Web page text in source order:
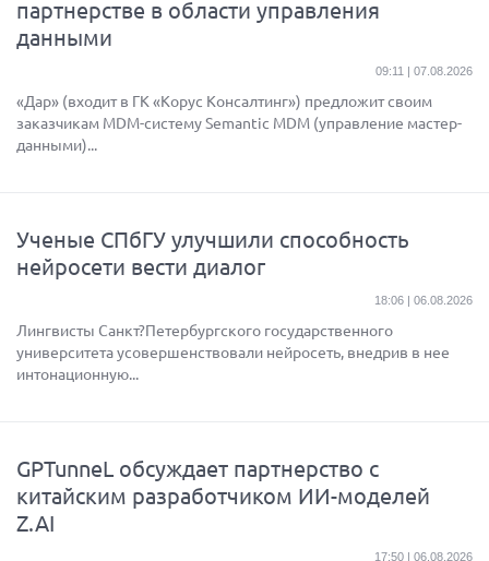
партнерстве в области управления
данными
09:11 | 07.08.2026
«Дар» (входит в ГК «Корус Консалтинг») предложит своим
заказчикам MDM-систему Semantic MDM (управление мастер-
данными)...
Ученые СПбГУ улучшили способность
нейросети вести диалог
18:06 | 06.08.2026
Лингвисты Санкт?Петербургского государственного
университета усовершенствовали нейросеть, внедрив в нее
интонационную...
GPTunneL обсуждает партнерство с
китайским разработчиком ИИ-моделей
Z.AI
17:50 | 06.08.2026